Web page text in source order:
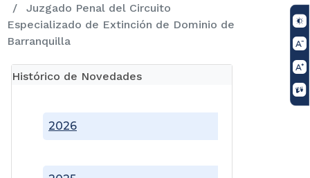
Juzgado Penal del Circuito
Especializado de Extinción de Dominio de
Barranquilla
Histórico de Novedades
2026